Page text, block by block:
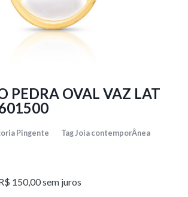
PEDRA OVAL VAZ LAT
Pingente Tag Joia contemporÂnea
150,00sem juros